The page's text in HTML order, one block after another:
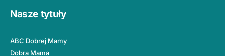
Nasze tytuły
ABC Dobrej Mamy
Dobra Mama